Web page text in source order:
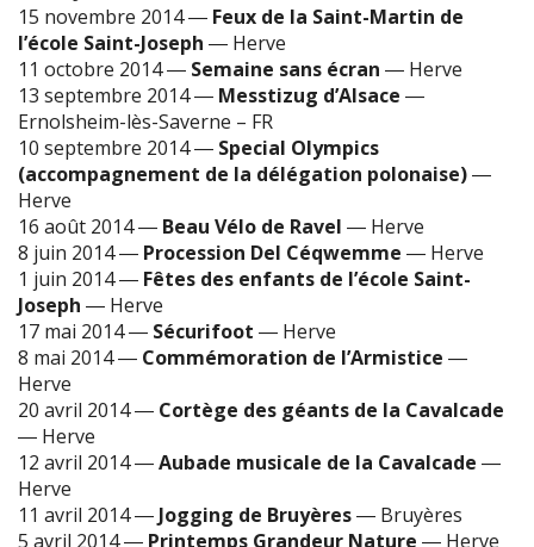
15 novembre 2014― Feux de la Saint-Martin de
l’école Saint-Joseph ― Herve
11 octobre 2014― Semaine sans écran ― Herve
13 septembre 2014― Messtizug d’Alsace ―
Ernolsheim-lès-Saverne – FR
10 septembre 2014― Special Olympics
(accompagnement de la délégation polonaise)―
Herve
16 août 2014― Beau Vélo de Ravel ― Herve
8 juin 2014― Procession Del Céqwemme ― Herve
1 juin 2014― Fêtes des enfants de l’école Saint-
Joseph ― Herve
17 mai 2014― Sécurifoot ― Herve
8 mai 2014― Commémoration de l’Armistice ―
Herve
20 avril 2014― Cortège des géants de la Cavalcade
― Herve
12 avril 2014―Aubade musicale de la Cavalcade ―
Herve
11 avril 2014― Jogging de Bruyères― Bruyères
5 avril 2014― Printemps Grandeur Nature ― Herve